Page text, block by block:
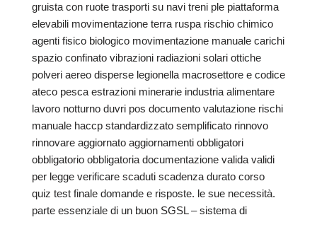
gruista con ruote trasporti su navi treni ple piattaforma
elevabili movimentazione terra ruspa rischio chimico
agenti fisico biologico movimentazione manuale carichi
spazio confinato vibrazioni radiazioni solari ottiche
polveri aereo disperse legionella macrosettore e codice
ateco pesca estrazioni minerarie industria alimentare
lavoro notturno duvri pos documento valutazione rischi
manuale haccp standardizzato semplificato rinnovo
rinnovare aggiornato aggiornamenti obbligatori
obbligatorio obbligatoria documentazione valida validi
per legge verificare scaduti scadenza durato corso
quiz test finale domande e risposte. le sue necessità.
parte essenziale di un buon SGSL – sistema di